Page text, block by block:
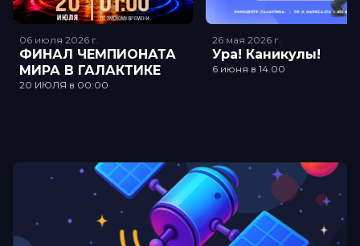
06 июля 2026 г.
ФИНАЛ ЧЕМПИОНАТА
МИРА В ГАЛАКТИКЕ
20 ИЮЛЯ в 00:00
26 мая 2026 г.
Ура! Каникулы!
6 июня в 14.00